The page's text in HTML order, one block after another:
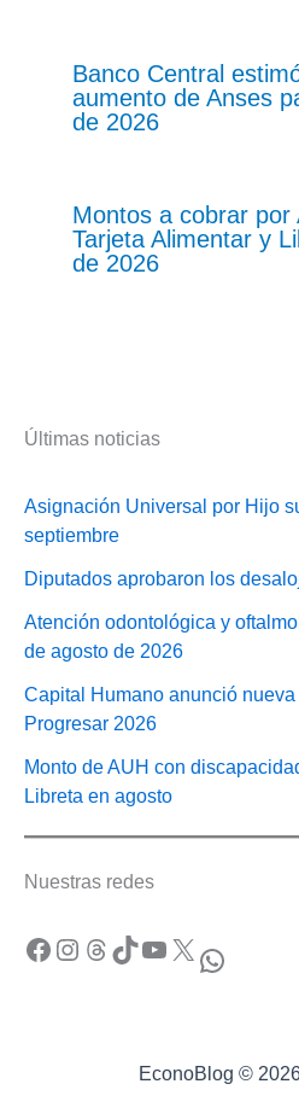
Banco Central
aumento de Anses
de 2026
Montos a cobrar por
Tarjeta Alimentar y
de 2026
Últimas noticias
Asignación Universal por Hijo
septiembre
Diputados aprobaron los
Atención odontológica y
de agosto de 2026
Capital Humano anunció
Progresar 2026
Monto de AUH con
Libreta en agosto
Nuestras redes
Facebook Instagram Threads TikTok YouTube X WhatsApp
EconoBlog ©